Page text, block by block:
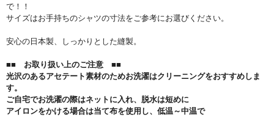
で！！
サイズはお手持ちのシャツの寸法をご参考にお選びください。
安心の日本製、しっかりとした縫製。
■■ お取り扱い上のご注意 ■■
光沢のあるアセテート素材のためお洗濯はクリーニングをおすすめしま
す。
ご自宅でお洗濯の際はネットに入れ、脱水は短めに
アイロンをかける場合は当て布を使用し、低温～中温で